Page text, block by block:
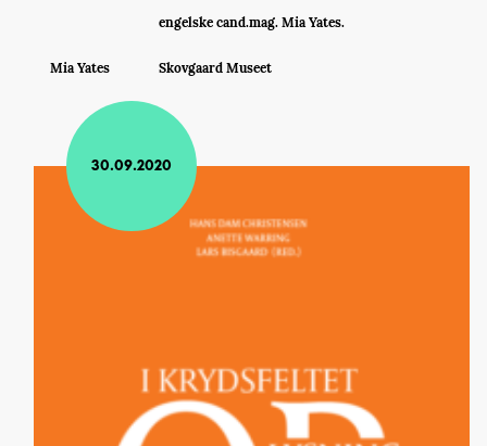
engelske cand.mag. Mia Yates.
Mia Yates Skovgaard Museet
30.09.2020